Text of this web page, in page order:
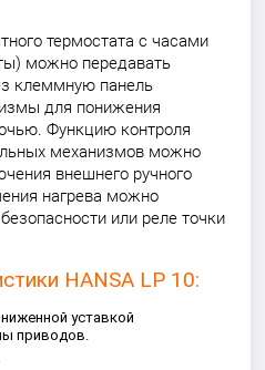
термостата с часами
можно передавать
клеммную панель
для понижения
Функцию контроля
механизмов можно
внешнего ручного
нагрева можно
или реле точки
HANSA LP 10:
уставкой
приводов.